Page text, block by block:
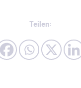
Teilen: